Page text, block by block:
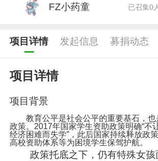
FZ小药童 已召集0
项目详情 发起信息 募捐动态
项目详情
项目背景
教育公平是社会公平的重要基石，也
政策。2017年国家学生资助政策明确“不
经济困难而失学”，此后国家持续释放政
高校资助体系等为困境学生保驾护航。​
政策托底之下，仍有特殊女孩